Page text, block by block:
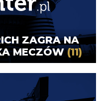
ZAGRA NA
MECZÓW(11)